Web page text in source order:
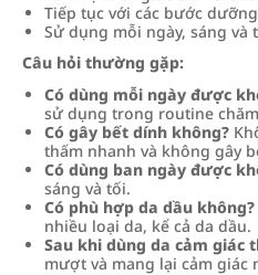
Tiếp tục với các bước
Sử dụng mỗi ngày, sáng và
Câu hỏi thường gặp:
Có dùng mỗi ngày được
sử dụng trong routine
Có gây bết dính không?
thấm nhanh và không gây
Có dùng ban ngày được
sáng và tối.
Có phù hợp da dầu không?
nhiều loại da, kể cả da dầu.
Sau khi dùng da cảm giác
mượt và mang lại cảm giác